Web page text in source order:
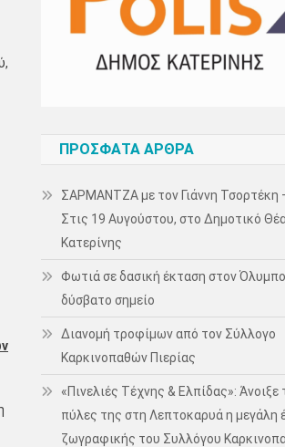
ΠΡΌΣΦΑΤΑ ΆΡΘΡΑ
ΣΑΡΜΑΝΤΖΑ με τον Γιάννη Τσορτέκη
Στις 19 Αυγούστου, στο Δημοτικό
Κατερίνης
Φωτιά σε δασική έκταση στον
δύσβατο σημείο
Διανομή τροφίμων από τον Σύλλογο
Καρκινοπαθών Πιερίας
«Πινελιές Τέχνης & Ελπίδας»: Άνοιξε
πύλες της στη Λεπτοκαρυά η μεγάλη
ζωγραφικής του Συλλόγου